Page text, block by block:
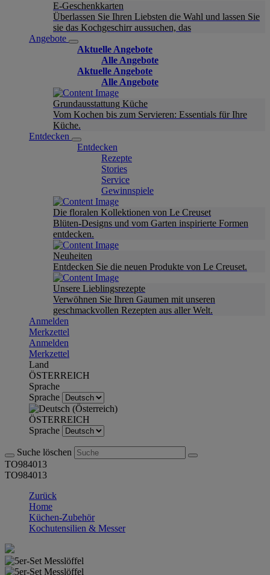
E-Geschenkkarten
Überlassen Sie Ihren Liebsten die Wahl und lassen Sie
sie das Kochgeschirr aussuchen, das
Angebote
Aktuelle Angebote
Alle Angebote
Aktuelle Angebote
Alle Angebote
Grundausstattung Küche
Vom Kochen bis zum Servieren: Essentials für Ihre
Küche.
Entdecken
Entdecken
Rezepte
Stories
Service
Gewinnspiele
Die floralen Kollektionen von Le Creuset
Blüten-Designs und vom Garten inspirierte Formen
entdecken.
Neuheiten
Entdecken Sie die neuen Produkte von Le Creuset.
Unsere Lieblingsrezepte
Verwöhnen Sie Ihren Gaumen mit unseren
geschmackvollen Rezepten aus aller Welt.
Anmelden
Merkzettel
Anmelden
Merkzettel
Land
ÖSTERREICH
Sprache
Sprache
ÖSTERREICH
Sprache
Suche löschen
TO984013
TO984013
Zurück
Home
Küchen-Zubehör
Kochutensilien & Messer